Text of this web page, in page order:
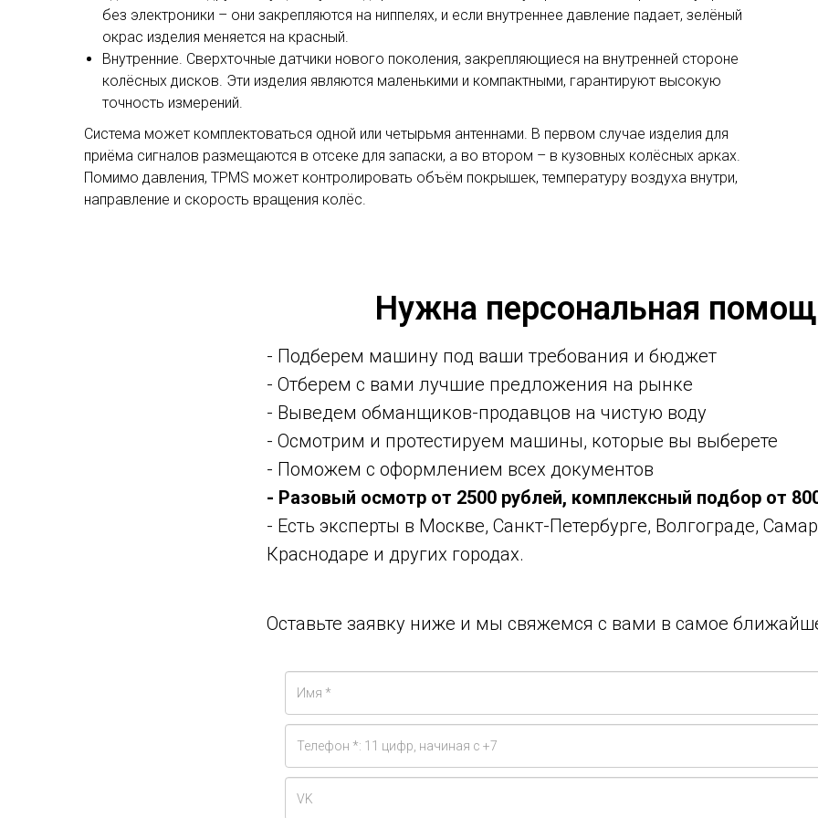
без электроники – они закрепляются на ниппелях, и если внутреннее давление падает, зелёный
окрас изделия меняется на красный.
Внутренние. Сверхточные датчики нового поколения, закрепляющиеся на внутренней стороне
колёсных дисков. Эти изделия являются маленькими и компактными, гарантируют высокую
точность измерений.
Система может комплектоваться одной или четырьмя антеннами. В первом случае изделия для
приёма сигналов размещаются в отсеке для запаски, а во втором – в кузовных колёсных арках.
Помимо давления, TPMS может контролировать объём покрышек, температуру воздуха внутри,
направление и скорость вращения колёс.
Нужна персональная
- Подберем машину под ваши требования и бюджет
- Отберем с вами лучшие предложения на рынке
- Выведем обманщиков-продавцов на чистую воду
- Осмотрим и протестируем машины, которые вы выберете
- Поможем с оформлением всех документов
- Разовый осмотр от 2500 рублей, комплексный подбор от
- Есть эксперты в Москве, Санкт-Петербурге, Волгограде,
Краснодаре и других городах.
Оставьте заявку ниже и мы свяжемся с вами в самое